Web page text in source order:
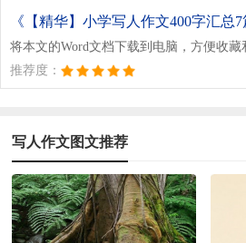
《【精华】小学写人作文400字汇总7
将本文的Word文档下载到电脑，方便收藏
推荐度：
写人作文图文推荐